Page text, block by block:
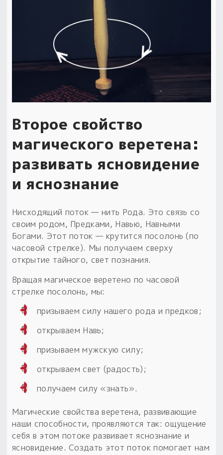
Второе свойство
магического веретена:
развивать ясновидение
и яснознание
Нисходящий поток — нить Рода. Это связь со
своим родом, Предками, Навью, Навными
Богами. Этот поток — крутится посолонь (по
часовой стрелке). Мы получаем сверху
открытие тайного, свет познания.
Вращая магическое веретено по часовой
стрелке посолонь, мы:
призываем силу нашего рода и предков;
открываем Навь;
призываем мужскую силу;
открываем свет (радость);
получаем силу «знать».
Магические свойства веретена, развивающие
наши способности, проявляются так: ощущение
себя в этом потоке развивает яснознание и
ясновидение. Создать этот поток помогает нам